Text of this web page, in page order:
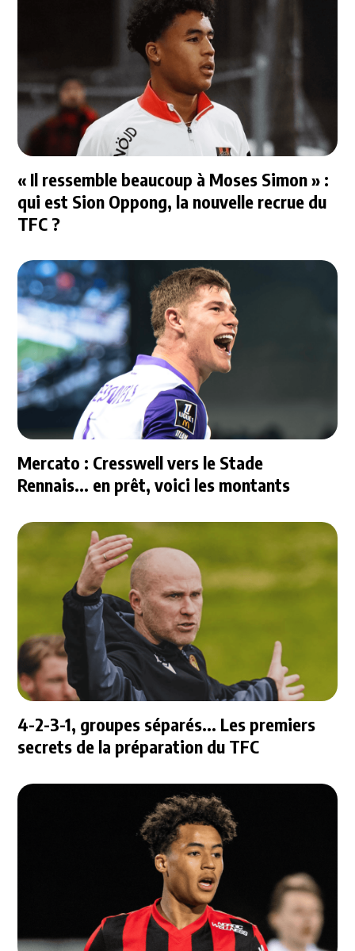
« Il ressemble beaucoup à Moses Simon » :
qui est Sion Oppong, la nouvelle recrue du
TFC ?
Mercato : Cresswell vers le Stade
Rennais... en prêt, voici les montants
4-2-3-1, groupes séparés... Les premiers
secrets de la préparation du TFC